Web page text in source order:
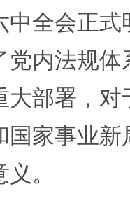
全会正式
党内法规
大部署，
国家事业
。